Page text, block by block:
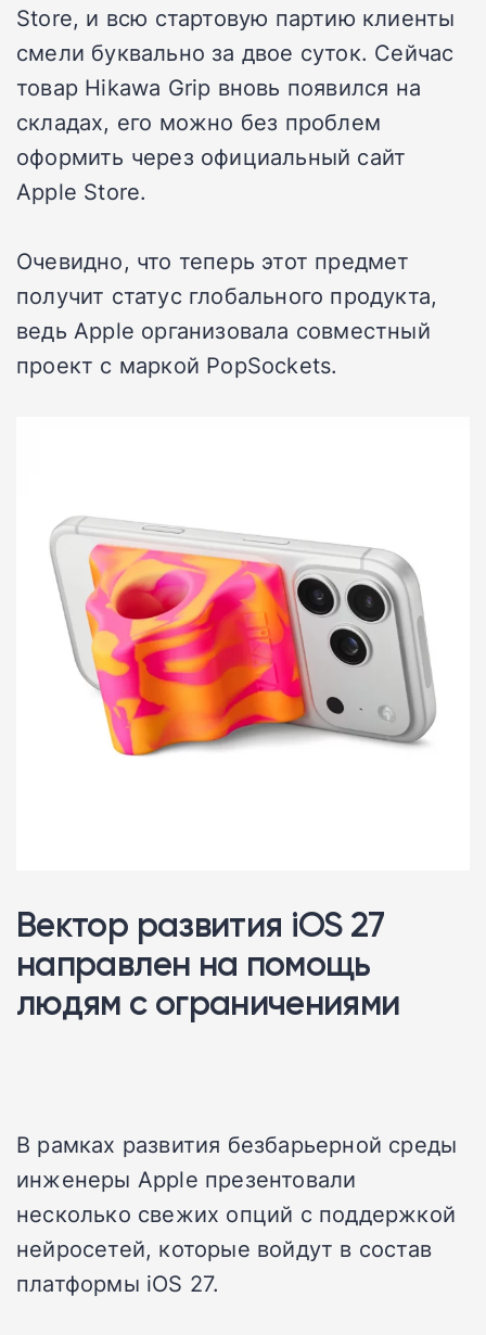
Store, и всю стартовую партию клиенты
смели буквально за двое суток. Сейчас
товар Hikawa Grip вновь появился на
складах, его можно без проблем
оформить через официальный сайт
Apple Store.
Очевидно, что теперь этот предмет
получит статус глобального продукта,
ведь Apple организовала совместный
проект с маркой PopSockets.
Вектор развития iOS 27
направлен на помощь
людям с ограничениями
В рамках развития безбарьерной среды
инженеры Apple презентовали
несколько свежих опций с поддержкой
нейросетей, которые войдут в состав
платформы iOS 27.